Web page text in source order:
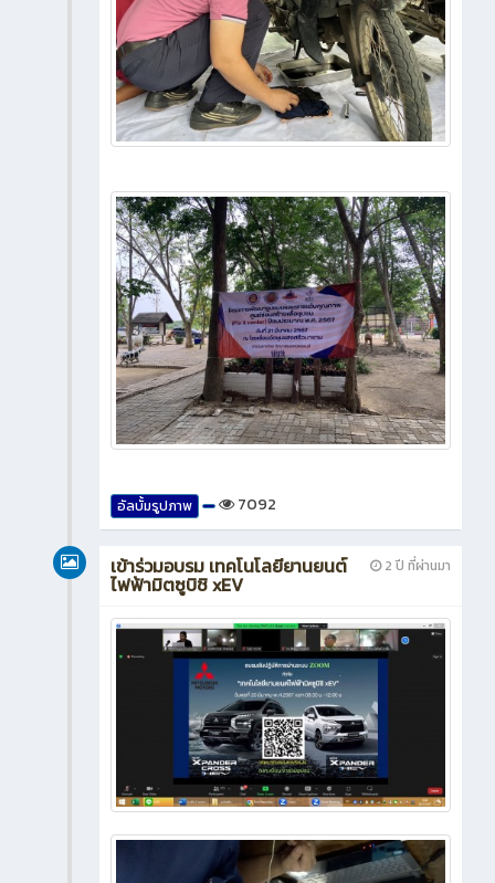
อัลบั้มรูปภาพ 7092
2 ปี ที่ผ่านมา
เข้าร่วมอบรม เทคโนโลยียานยนต์
ไฟฟ้ามิตซูบิชิ xEV